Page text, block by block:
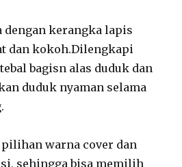
kerangka lapis
dan kokoh.Dilengkapi
bagisn alas duduk dan
duduk nyaman selama
warna cover dan
sehingga bisa memilih